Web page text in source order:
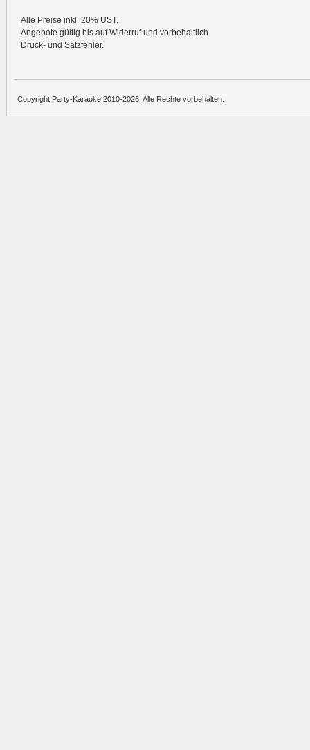
Alle Preise inkl. 20% UST.
Angebote gültig bis auf Widerruf und vorbehaltlich
Druck- und Satzfehler.
Copyright Party-Karaoke 2010-2026. Alle Rechte vorbehalten.